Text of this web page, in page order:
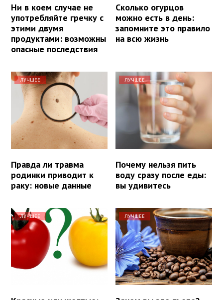
Ни в коем случае не
употребляйте гречку с
этими двумя
продуктами: возможны
опасные последствия
Сколько огурцов
можно есть в день:
запомните это правило
на всю жизнь
ЛУЧШЕЕ
Правда ли травма
родинки приводит к
раку: новые данные
ЛУЧШЕЕ
Почему нельзя пить
воду сразу после еды:
вы удивитесь
ЛУЧШЕЕ ЛУЧШЕЕ